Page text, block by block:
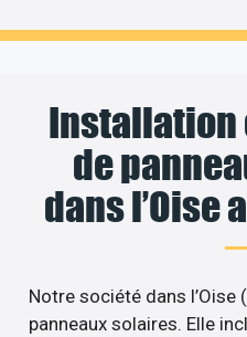
Installation
de
dans l’Oise
Notre société dans l’Oise
panneaux solaires. Elle